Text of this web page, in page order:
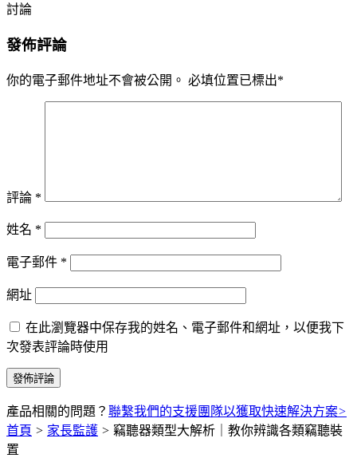
討論
發佈評論
你的電子郵件地址不會被公開。 必填位置已標出*
評論 *
姓名 *
電子郵件 *
網址
在此瀏覽器中保存我的姓名、電子郵件和網址，以便我下
次發表評論時使用
產品相關的問題？ 聯繫我們的支援團隊以獲取快速解決方案>
首頁 > 家長監護 > 竊聽器類型大解析｜教你辨識各類竊聽裝
置